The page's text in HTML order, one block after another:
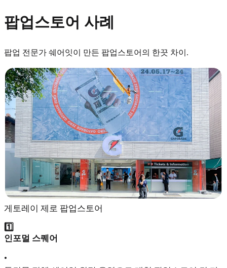
팝업스토어 사례
팝업 전문가 쉐어잇이 만든 팝업스토어의 한끗 차이.
게토레이 제로 팝업스토어
1️⃣
인포멀 스퀘어
•